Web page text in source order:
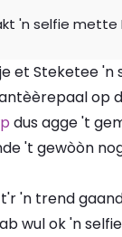
'n selfie mette
et Steketee 'n
op
dus agge 't
't gewòòn
'n trend
wul ok 'n